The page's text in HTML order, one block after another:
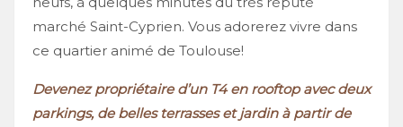
marché Saint-Cyprien. Vous adorerez vivre dans
ce quartier animé de Toulouse!
Devenez propriétaire d’un T4 en rooftop avec deux
parkings, de belles terrasses et jardin à partir de